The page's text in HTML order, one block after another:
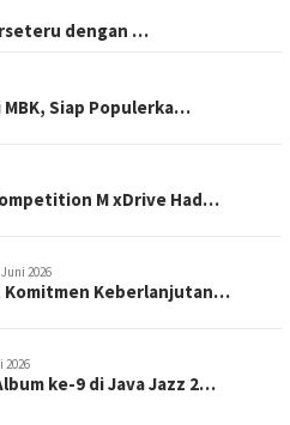
dengan …
Siap Populerka…
M xDrive Had…
2026
Komitmen Keberlanjutan…
2026
ke-9 di Java Jazz 2…